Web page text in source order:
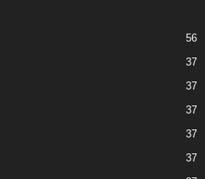
56
37
37
37
37
37